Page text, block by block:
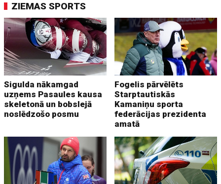
ZIEMAS SPORTS
Sigulda nākamgad
uzņems Pasaules kausa
skeletonā un bobslejā
noslēdzošo posmu
Fogelis pārvēlēts
Starptautiskās
Kamaniņu sporta
federācijas prezidenta
amatā